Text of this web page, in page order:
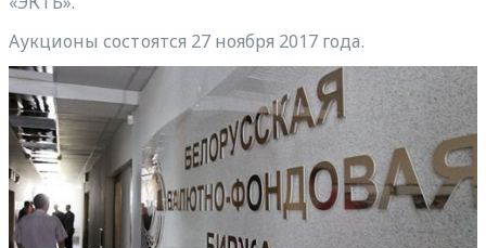
Аукционы состоятся 27 ноября 2017 года.